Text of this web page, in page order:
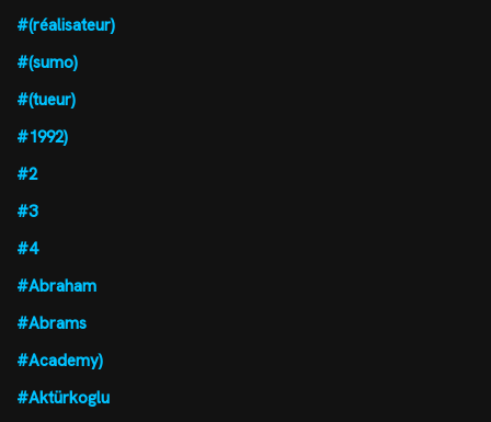
#(réalisateur)
#(sumo)
#(tueur)
#1992)
#2
#3
#4
#Abraham
#Abrams
#Academy)
#Aktürkoglu